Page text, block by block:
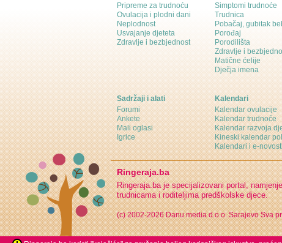
Pripreme za trudnoću
Ovulacija i plodni dani
Neplodnost
Usvajanje djeteta
Zdravlje i bezbjednost
Simptomi trudnoće
Trudnica
Pobačaj, gubitak
Porođaj
Porodilišta
Zdravlje i
Matične ćelije
Dječja imena
Sadržaji i alati
Forumi
Ankete
Mali oglasi
Igrice
Kalendari
Kalendar ovulacije
Kalendar trudnoće
Kalendar razvoja
Kineski kalendar
Kalendari i e-
Ringeraja.ba
Ringeraja.ba je specijalizovani portal,
trudnicama i roditeljima predškolske djece.
(c) 2002-2026 Danu media d.o.o. Sarajevo Sva